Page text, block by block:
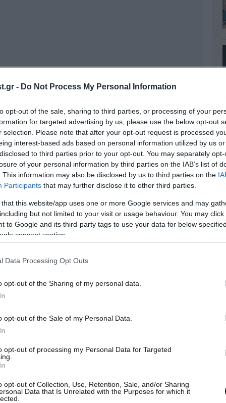
- Do Not Process My Personal Information
opt-out of the sale, sharing to third parties, or processing of your
for targeted advertising by us, please use the below opt-out
selection. Please note that after your opt-out request is processed
interest-based ads based on personal information utilized by us
to third parties prior to your opt-out. You may separately
of your personal information by third parties on the IAB’s list of
This information may also be disclosed by us to third parties on the
Participants that may further disclose it to other third parties.
this website/app uses one or more Google services and may
but not limited to your visit or usage behaviour. You may
to Google and its third-party tags to use your data for below
consent section.
Data Processing Opt Outs
opt-out of the Sharing of my personal data.
opt-out of the Sale of my Personal Data.
opt-out of processing my Personal Data for Targeted
opt-out of Collection, Use, Retention, Sale, and/or Sharing
Data that Is Unrelated with the Purposes for which it